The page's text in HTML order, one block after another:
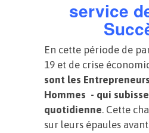
service
En cette période de
19 et de crise
sont les
Hommes - qui
quotidienne. Cette
sur leurs épaules